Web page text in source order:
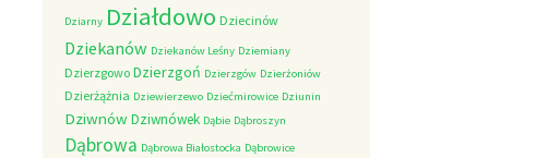
Dziarny Działdowo Dziecinów
Dziekanów Dziekanów Leśny Dziemiany
Dzierzgowo Dzierzgoń Dzierzgów Dzierżoniów
Dzierżążnia Dziewierzewo Dziećmirowice Dziunin
DziwnówDziwnówek Dąbie Dąbroszyn
Dąbrowa Dąbrowa Białostocka Dąbrowice